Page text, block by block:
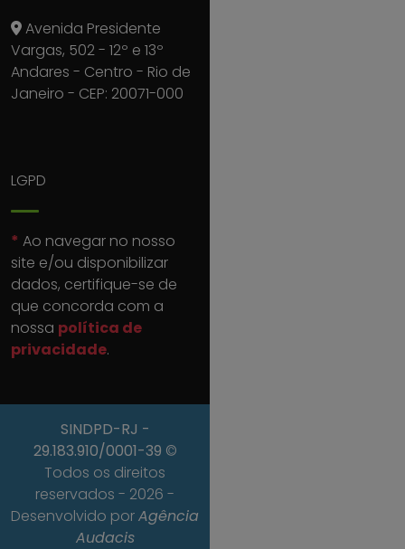
Avenida Presidente
Vargas, 502 - 12º e 13º
Andares - Centro - Rio de
Janeiro - CEP: 20071-000
LGPD
* Ao navegar no nosso
site e/ou disponibilizar
dados, certifique-se de
que concorda com a
nossa política de
privacidade.
SINDPD-RJ -
29.183.910/0001-39 ©
Todos os direitos
reservados - 2026 -
Desenvolvido porAgência
Audacis